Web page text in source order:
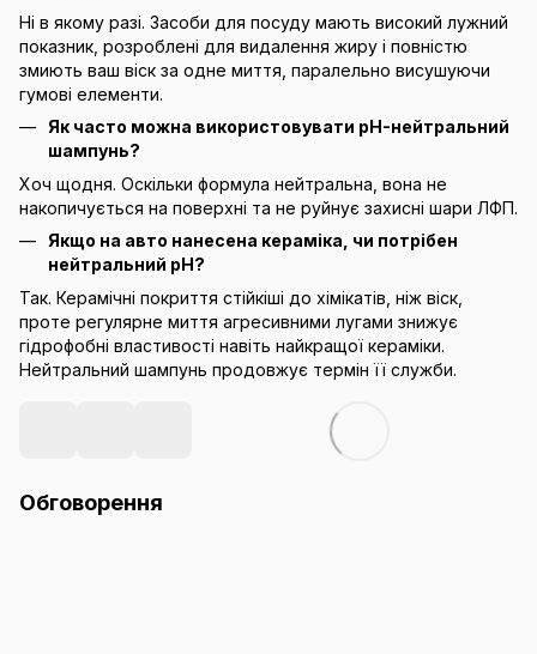
Ні в якому разі. Засоби для посуду мають високий лужний
показник, розроблені для видалення жиру і повністю
змиють ваш віск за одне миття, паралельно висушуючи
гумові елементи.
Як часто можна використовувати pH-нейтральний
шампунь?
Хоч щодня. Оскільки формула нейтральна, вона не
накопичується на поверхні та не руйнує захисні шари ЛФП.
Якщо на авто нанесена кераміка, чи потрібен
нейтральний pH?
Так. Керамічні покриття стійкіші до хімікатів, ніж віск,
проте регулярне миття агресивними лугами знижує
гідрофобні властивості навіть найкращої кераміки.
Нейтральний шампунь продовжує термін її служби.
Обговорення